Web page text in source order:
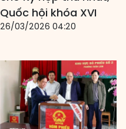
Quốc hội khóa XVI
26/03/2026 04:20